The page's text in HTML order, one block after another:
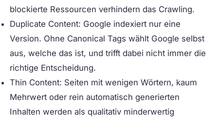
blockierte Ressourcen verhindern das Crawling.
Duplicate Content: Google indexiert nur eine
Version. Ohne Canonical Tags wählt Google selbst
aus, welche das ist, und trifft dabei nicht immer die
richtige Entscheidung.
Thin Content: Seiten mit wenigen Wörtern, kaum
Mehrwert oder rein automatisch generierten
Inhalten werden als qualitativ minderwertig